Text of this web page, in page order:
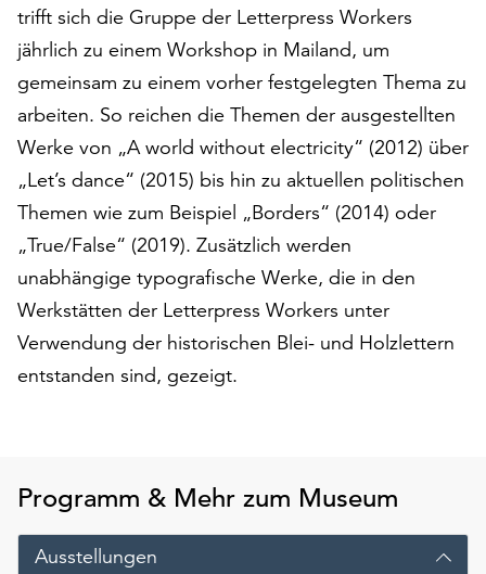
zu
akzeptieren.
Sie
können
Ihr
Einverständnis
jederzeit
ändern
und
widerrufen.
Dafür
steht
Ihnen
am
der
„Cookie-
Einstellungen“
zur
Verfügung.
trifft sich die Gruppe der Letterpress Workers
jährlich zu einem Workshop in Mailand, um
gemeinsam zu einem vorher festgelegten Thema zu
arbeiten. So reichen die Themen der ausgestellten
Werke von „A world without electricity“ (2012) über
„Let’s dance“ (2015) bis hin zu aktuellen politischen
Themen wie zum Beispiel „Borders“ (2014) oder
„True/False“ (2019). Zusätzlich werden
unabhängige typografische Werke, die in den
Werkstätten der Letterpress Workers unter
Verwendung der historischen Blei- und Holzlettern
entstanden sind, gezeigt.
Programm & Mehr zum Museum
Ausstellungen